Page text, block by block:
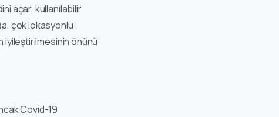
açar, kullanılabilir
çok lokasyonlu
iyileştirilmesinin önünü
Covid-19